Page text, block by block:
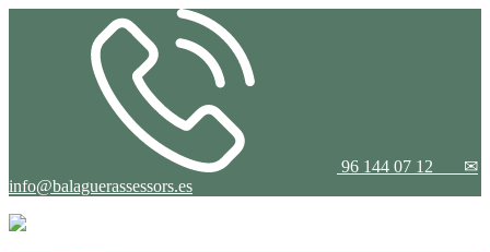
96 144 07 12 ✉
info@balaguerassessors.es